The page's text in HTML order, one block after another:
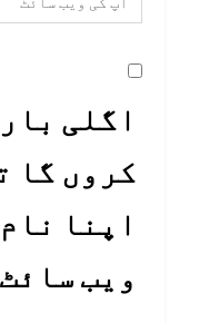
اگلی
کروں گا
اپنا
ویب